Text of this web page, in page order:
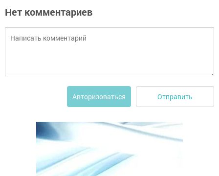
Нет комментариев
Авторизоваться Отправить